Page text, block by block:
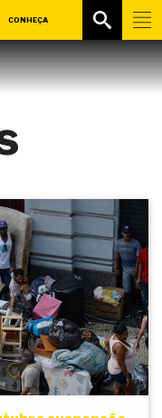
CONHEÇA